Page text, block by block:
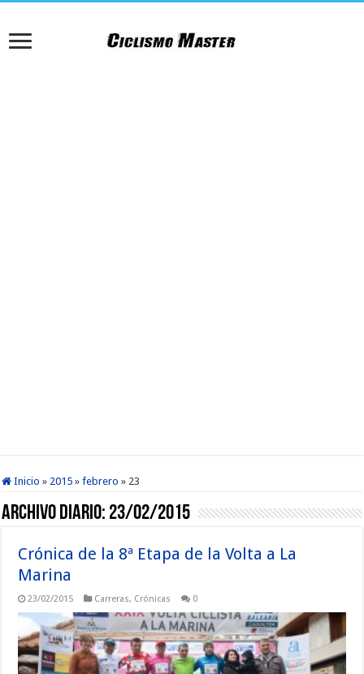
Inicio » 2015 » febrero » 23
Archivo diario: 23/02/2015
Crónica de la 8ª Etapa de la Volta a La
Marina
23/02/2015 Carreras, Crónicas 0